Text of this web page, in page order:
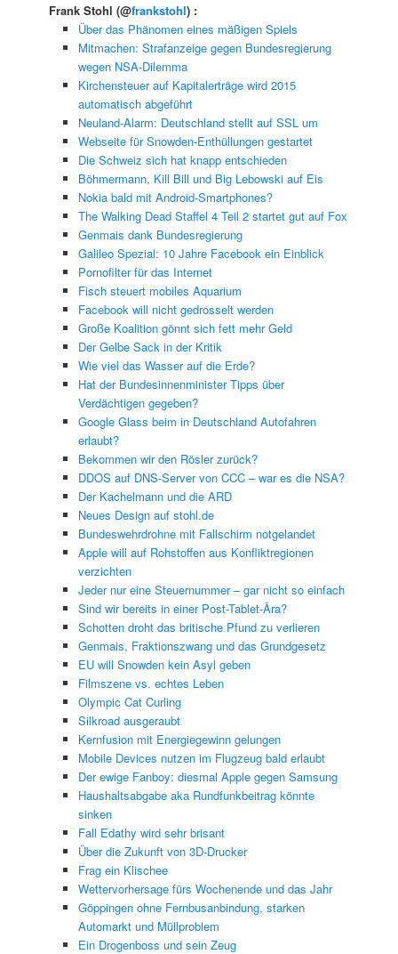
Frank Stohl(@frankstohl) :
Über das Phänomen eines mäßigen Spiels
Mitmachen: Strafanzeige gegen Bundesregierung
wegen NSA-Dilemma
Kirchensteuer auf Kapitalerträge wird 2015
automatisch abgeführt
Neuland-Alarm: Deutschland stellt auf SSL um
Webseite für Snowden-Enthüllungen gestartet
Die Schweiz sich hat knapp entschieden
Böhmermann, Kill Bill und Big Lebowski auf Eis
Nokia bald mit Android-Smartphones?
The Walking Dead Staffel 4 Teil 2 startet gut auf Fox
Genmais dank Bundesregierung
Galileo Spezial: 10 Jahre Facebook ein Einblick
Pornofilter für das Internet
Fisch steuert mobiles Aquarium
Facebook will nicht gedrosselt werden
Große Koalition gönnt sich fett mehr Geld
Der Gelbe Sack in der Kritik
Wie viel das Wasser auf die Erde?
Hat der Bundesinnenminister Tipps über
Verdächtigen gegeben?
Google Glass beim in Deutschland Autofahren
erlaubt?
Bekommen wir den Rösler zurück?
DDOS auf DNS-Server von CCC – war es die NSA?
Der Kachelmann und die ARD
Neues Design auf stohl.de
Bundeswehrdrohne mit Fallschirm notgelandet
Apple will auf Rohstoffen aus Konfliktregionen
verzichten
Jeder nur eine Steuernummer – gar nicht so einfach
Sind wir bereits in einer Post-Tablet-Ära?
Schotten droht das britische Pfund zu verlieren
Genmais, Fraktionszwang und das Grundgesetz
EU will Snowden kein Asyl geben
Filmszene vs. echtes Leben
Olympic Cat Curling
Silkroad ausgeraubt
Kernfusion mit Energiegewinn gelungen
Mobile Devices nutzen im Flugzeug bald erlaubt
Der ewige Fanboy: diesmal Apple gegen Samsung
Haushaltsabgabe aka Rundfunkbeitrag könnte
sinken
Fall Edathy wird sehr brisant
Über die Zukunft von 3D-Drucker
Frag ein Klischee
Wettervorhersage fürs Wochenende und das Jahr
Göppingen ohne Fernbusanbindung, starken
Automarkt und Müllproblem
Ein Drogenboss und sein Zeug